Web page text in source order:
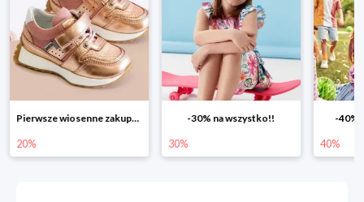
Pierwsze wiosenne zakupy -20%
20%
-30% na wszystko!!
30%
-40%
40%